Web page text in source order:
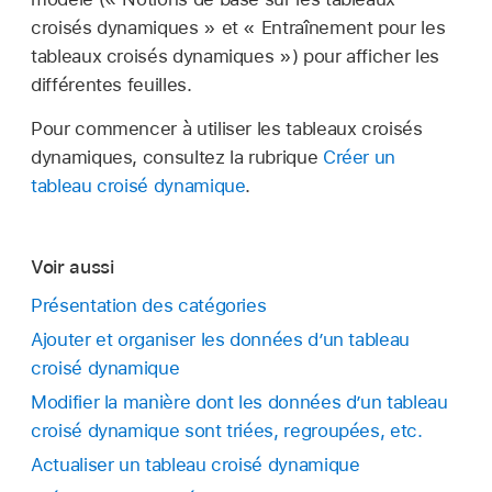
croisés dynamiques » et « Entraînement pour les
tableaux croisés dynamiques ») pour afficher les
différentes feuilles.
Pour commencer à utiliser les tableaux croisés
dynamiques, consultez la rubrique Créer un
tableau croisé dynamique.
Voir aussi
Présentation des catégories
Ajouter et organiser les données d’un tableau
croisé dynamique
Modifier la manière dont les données d’un tableau
croisé dynamique sont triées, regroupées, etc.
Actualiser un tableau croisé dynamique